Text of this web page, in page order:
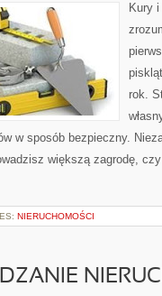
Kury
rok.
w sposób bezpieczny.
większą zagrodę,
NIERUCHOMOŚCI